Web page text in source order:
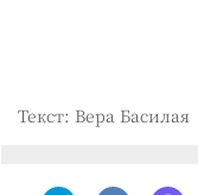
Текст: Вера Басилая